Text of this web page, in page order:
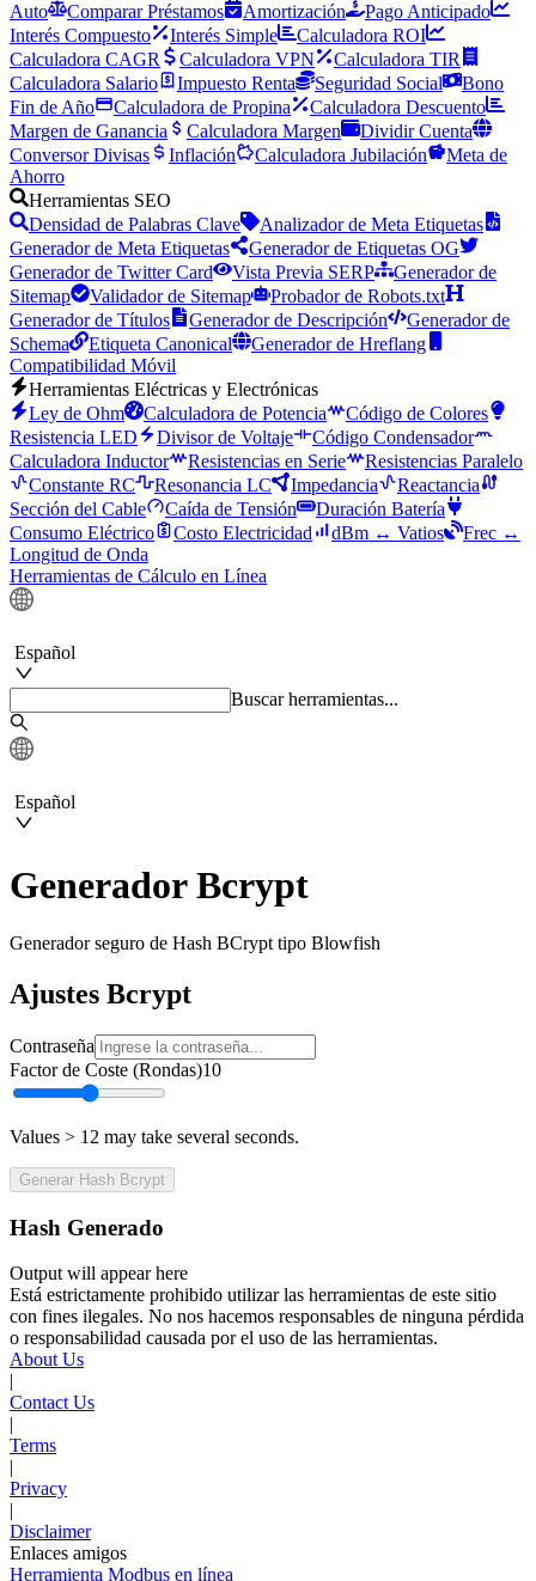
Auto
Comparar Préstamos Amortización
Pago Anticipado
Interés Compuesto
Interés Simple
Calculadora ROI
Calculadora CAGR
Calculadora VPN
Calculadora TIR
Calculadora Salario
Impuesto Renta Seguridad Social
Bono
Fin de Año
Calculadora de Propina
Calculadora Descuento
Margen de Ganancia
Calculadora Margen
Dividir Cuenta
Conversor Divisas
Inflación Calculadora Jubilación
Meta de
Ahorro
Herramientas SEO
Densidad de Palabras Clave
Analizador de Meta Etiquetas
Generador de Meta Etiquetas
Generador de Etiquetas OG
Generador de Twitter Card
Vista Previa SERP
Generador de
Sitemap
Validador de Sitemap
Probador de Robots.txt
Generador de Títulos
Generador de Descripción
Generador de
Schema
Etiqueta Canonical
Generador de Hreflang
Compatibilidad Móvil
Herramientas Eléctricas y Electrónicas
Ley de Ohm
Calculadora de Potencia
Código de Colores
Resistencia LED
Divisor de Voltaje
Código Condensador
Calculadora Inductor
Resistencias en Serie
Resistencias Paralelo
Constante RC
Resonancia LC Impedancia
Reactancia
Sección del Cable
Caída de Tensión
Duración Batería
Consumo Eléctrico
Costo Electricidad dBm ↔ Vatios
Frec ↔
Longitud de Onda
Herramientas de Cálculo en Línea
Español
Buscar herramientas...
Español
Generador Bcrypt
Generador seguro de Hash BCrypt tipo Blowfish
Ajustes Bcrypt
Contraseña
Factor de Coste (Rondas)10
Values > 12 may take several seconds.
Generar Hash Bcrypt
Hash Generado
Output will appear here
Está estrictamente prohibido utilizar las herramientas de este sitio
con fines ilegales. No nos hacemos responsables de ninguna pérdida
o responsabilidad causada por el uso de las herramientas.
About Us
|
Contact Us
|
Terms
|
Privacy
|
Disclaimer
Enlaces amigos
Herramienta Modbus en línea